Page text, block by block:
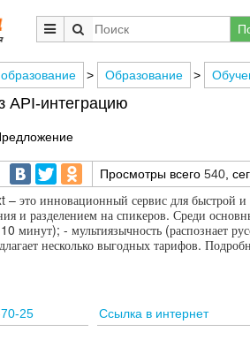
> Образование >
API-интеграцию
Просмотры всего 540,
это инновационный сервис для быстрой и
и разделением на спикеров. Среди
10 минут); - мультиязычность
несколько выгодных тарифов.
25 Ссылка в интернет